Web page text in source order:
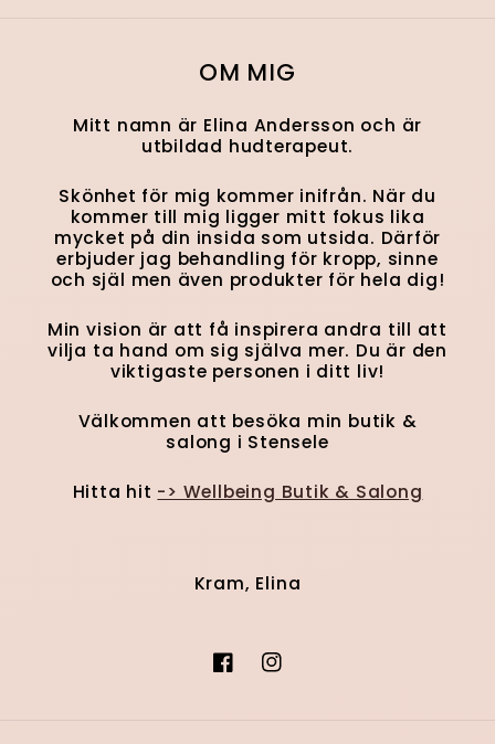
OM MIG
Mitt namn är Elina Andersson och är
utbildad hudterapeut.
Skönhet för mig kommer inifrån. När du
kommer till mig ligger mitt fokus lika
mycket på din insida som utsida. Därför
erbjuder jag behandling för kropp, sinne
och själ men även produkter för hela dig!
Min vision är att få inspirera andra till att
vilja ta hand om sig själva mer. Du är den
viktigaste personen i ditt liv!
Välkommen att besöka min butik &
salong i Stensele
Hitta hit -> Wellbeing Butik & Salong
Kram, Elina
FacebookInstagram